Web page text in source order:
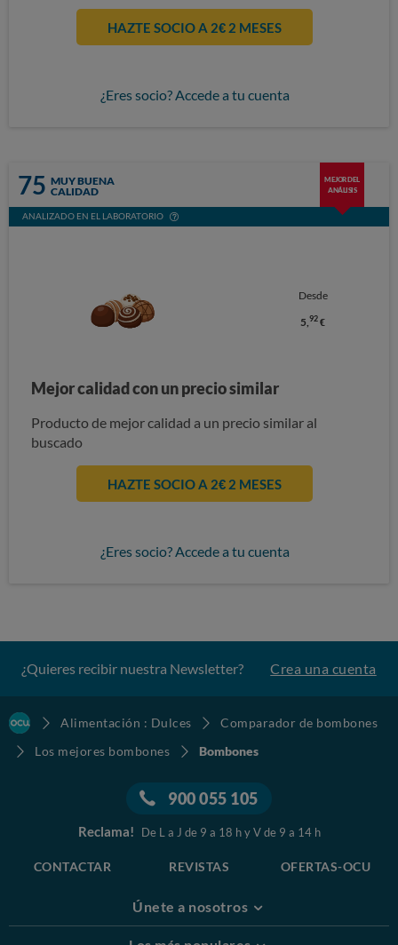
HAZTE SOCIO A 2€ 2 MESES
¿Eres socio? Accede a tu cuenta
75 MUY BUENA
CALIDAD
MEJOR DEL
ANÁLISIS
ANALIZADO EN EL LABORATORIO
Desde
5,92 €
Mejor calidad con un precio similar
Producto de mejor calidad a un precio similar al
buscado
HAZTE SOCIO A 2€ 2 MESES
¿Eres socio? Accede a tu cuenta
¿Quieres recibir nuestra Newsletter? Crea una cuenta
Alimentación : Dulces
Comparador de bombones
Los mejores bombones
Bombones
900 055 105
Reclama! De L a J de 9 a 18 h y V de 9 a 14 h
CONTACTAR REVISTAS OFERTAS-OCU
Únete a nosotros